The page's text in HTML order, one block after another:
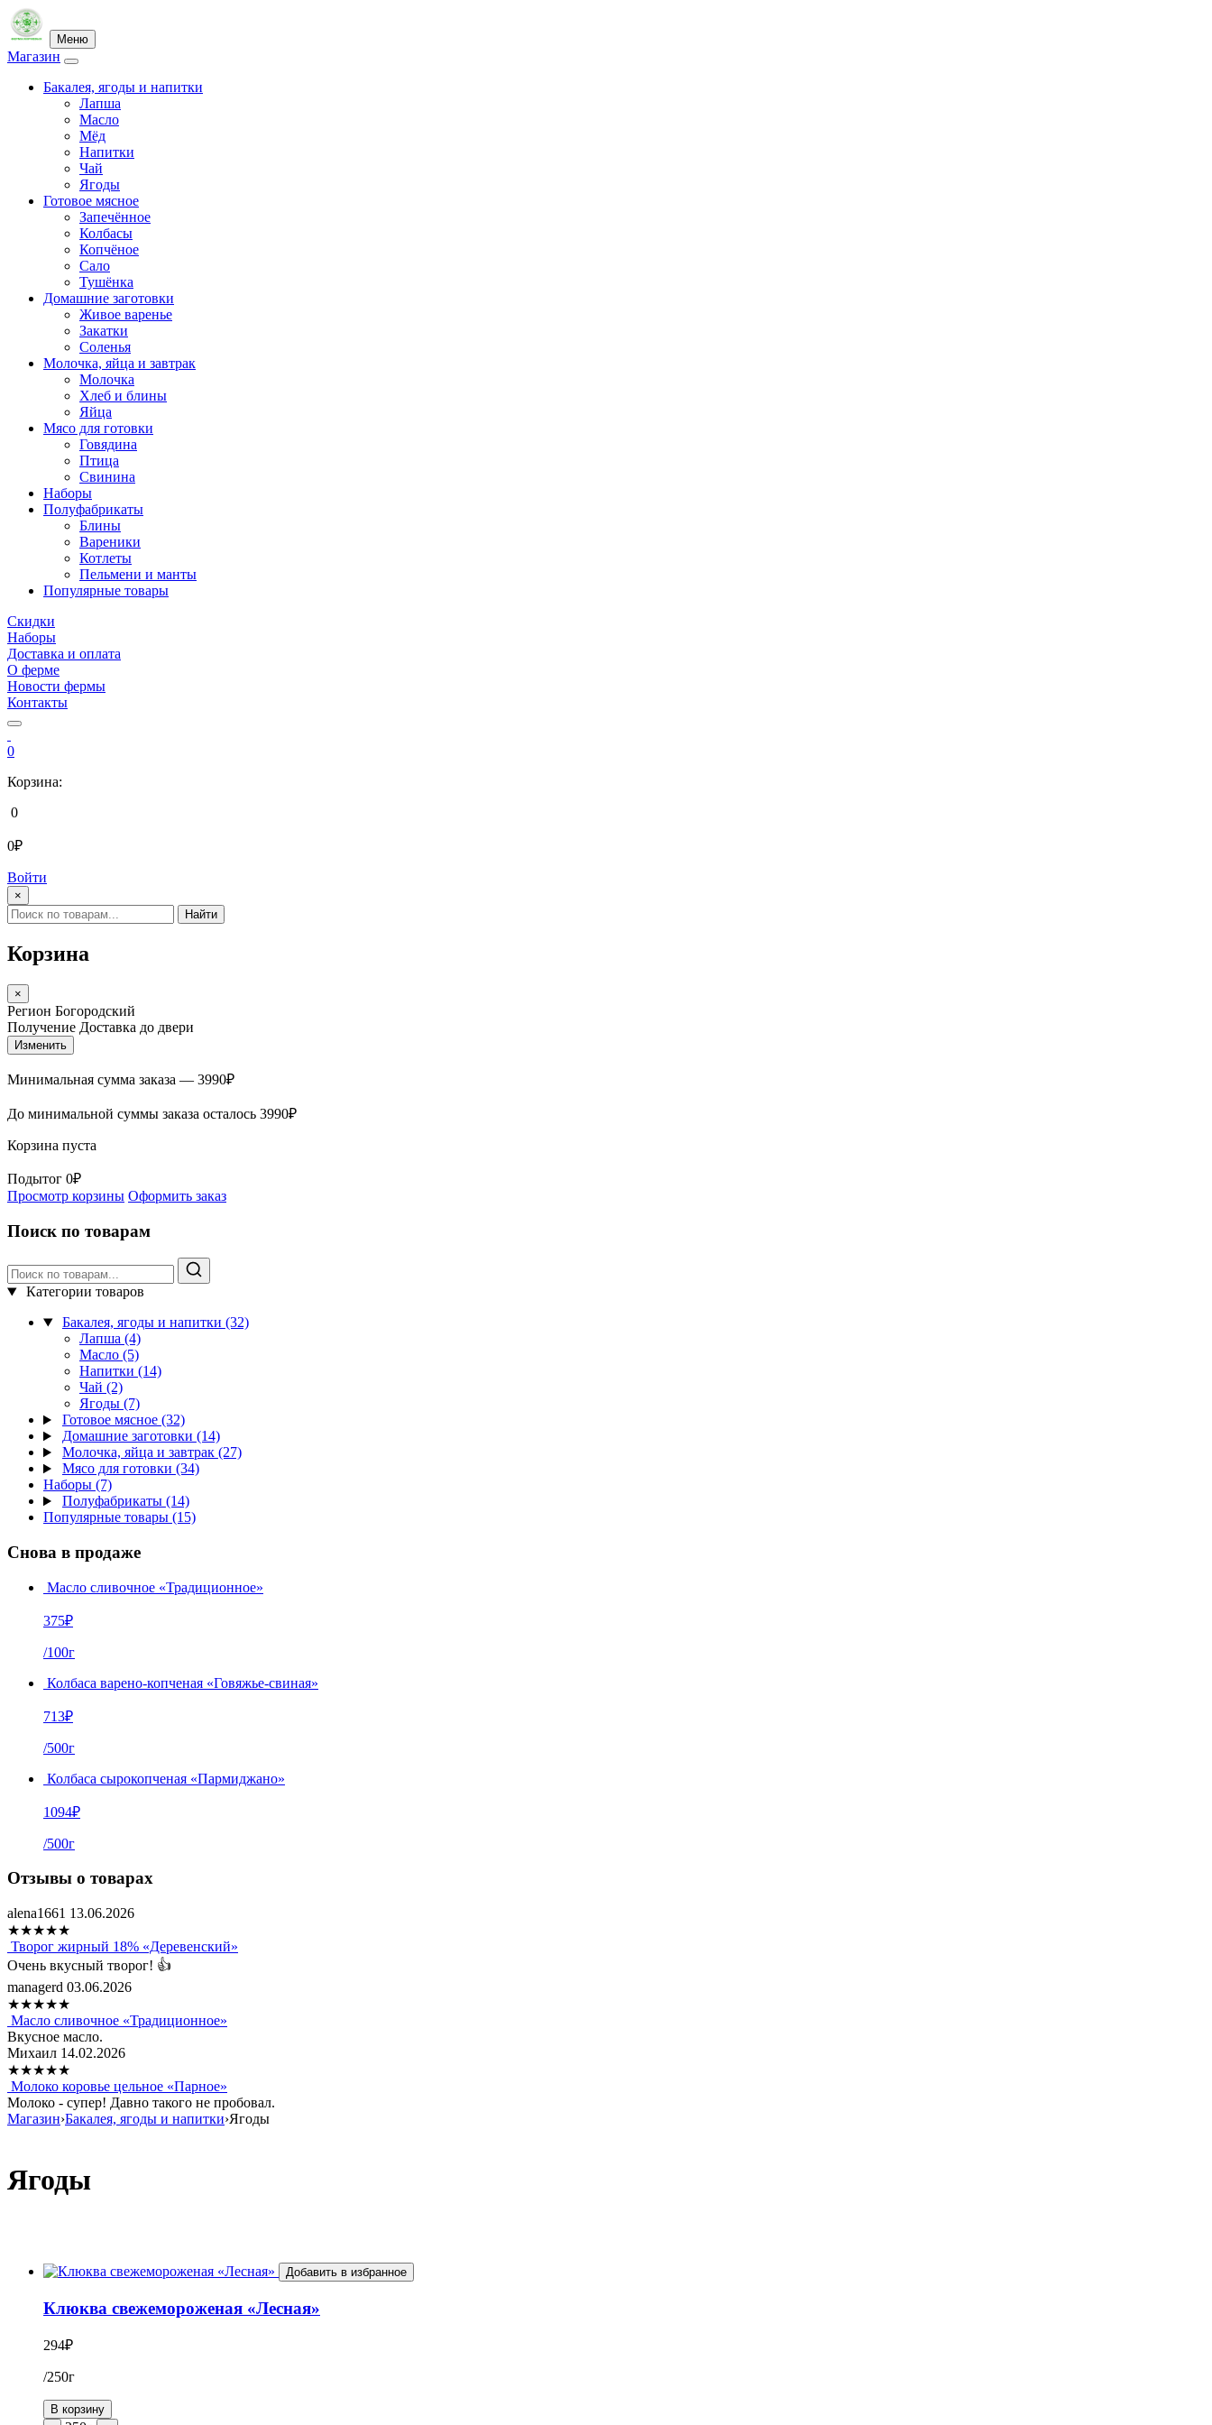
Меню
Магазин
Бакалея, ягоды и напитки
Лапша
Масло
Мёд
Напитки
Чай
Ягоды
Готовое мясное
Запечённое
Колбасы
Копчёное
Сало
Тушёнка
Домашние заготовки
Живое варенье
Закатки
Соленья
Молочка, яйца и завтрак
Молочка
Хлеб и блины
Яйца
Мясо для готовки
Говядина
Птица
Свинина
Наборы
Полуфабрикаты
Блины
Вареники
Котлеты
Пельмени и манты
Популярные товары
Скидки
Наборы
Доставка и оплата
О ферме
Новости фермы
Контакты
0
Корзина:
0
0₽
Войти
×
Найти
Корзина
×
Регион Богородский
Получение Доставка до двери
Изменить
Минимальная сумма заказа — 3990₽
До минимальной суммы заказа осталось 3990₽
Корзина пуста
Подытог 0₽
Просмотр корзины Оформить заказ
Поиск по товарам
Категории товаров
Бакалея, ягоды и напитки (32)
Лапша (4)
Масло (5)
Напитки (14)
Чай (2)
Ягоды (7)
Готовое мясное (32)
Домашние заготовки (14)
Молочка, яйца и завтрак (27)
Мясо для готовки (34)
Наборы (7)
Полуфабрикаты (14)
Популярные товары (15)
Снова в продаже
Масло сливочное «Традиционное»
375₽
/100г
Колбаса варено-копченая «Говяжье-свиная»
713₽
/500г
Колбаса сырокопченая «Пармиджано»
1094₽
/500г
Отзывы о товарах
alena1661 13.06.2026
★★★★★
Творог жирный 18% «Деревенский»
Очень вкусный творог! 👍
managerd 03.06.2026
★★★★★
Масло сливочное «Традиционное»
Вкусное масло.
Михаил 14.02.2026
★★★★★
Молоко коровье цельное «Парное»
Молоко - супер! Давно такого не пробовал.
Магазин›Бакалея, ягоды и напитки›Ягоды
Ягоды
Добавить в избранное
Клюква свежемороженая «Лесная»
294₽
/250г
В корзину